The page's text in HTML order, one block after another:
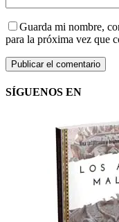
Guarda mi nombre,
para la próxima vez que
SÍGUENOS EN